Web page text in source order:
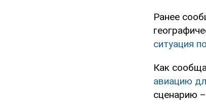
Ранее
ситуация
Как
авиацию
сценарию